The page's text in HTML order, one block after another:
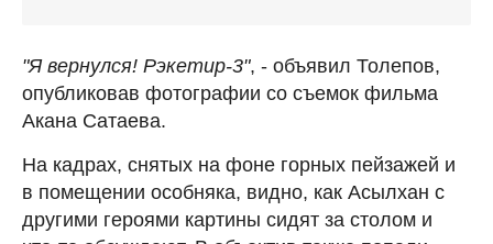
"Я вернулся! Рэкетир-3", - объявил Толепов,
опубликовав фотографии со съемок фильма
Акана Сатаева.
На кадрах, снятых на фоне горных пейзажей и
в помещении особняка, видно, как Асылхан с
другими героями картины сидят за столом и